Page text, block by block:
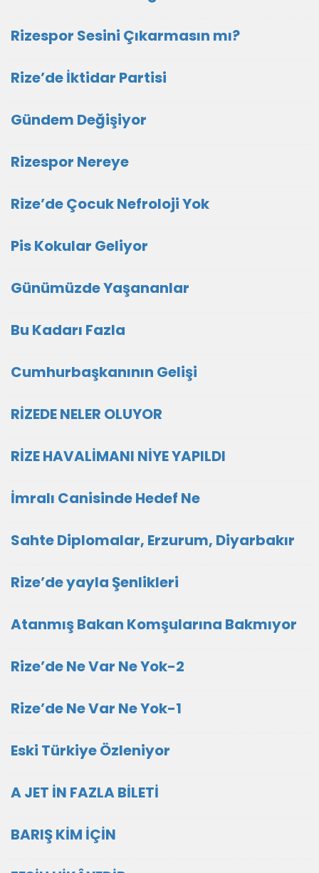
Rizespor Sesini Çıkarmasın mı?
Rize’de İktidar Partisi
Gündem Değişiyor
Rizespor Nereye
Rize’de Çocuk Nefroloji Yok
Pis Kokular Geliyor
Günümüzde Yaşananlar
Bu Kadarı Fazla
Cumhurbaşkanının Gelişi
RİZEDE NELER OLUYOR
RİZE HAVALİMANI NİYE YAPILDI
İmralı Canisinde Hedef Ne
Sahte Diplomalar, Erzurum, Diyarbakır
Rize’de yayla Şenlikleri
Atanmış Bakan Komşularına Bakmıyor
Rize’de Ne Var Ne Yok-2
Rize’de Ne Var Ne Yok-1
Eski Türkiye Özleniyor
A JET İN FAZLA BİLETİ
BARIŞ KİM İÇİN